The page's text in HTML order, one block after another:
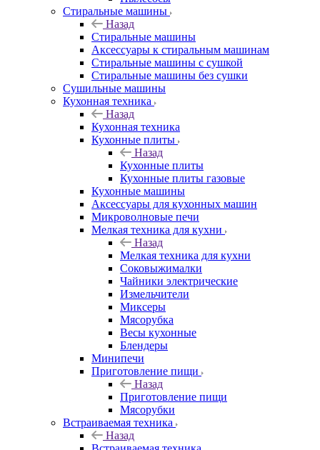
Стиральные машины
Назад
Стиральные машины
Аксессуары к стиральным машинам
Стиральные машины с сушкой
Стиральные машины без сушки
Сушильные машины
Кухонная техника
Назад
Кухонная техника
Кухонные плиты
Назад
Кухонные плиты
Кухонные плиты газовые
Кухонные машины
Аксессуары для кухонных машин
Микроволновые печи
Мелкая техника для кухни
Назад
Мелкая техника для кухни
Соковыжималки
Чайники электрические
Измельчители
Миксеры
Мясорубка
Весы кухонные
Блендеры
Минипечи
Приготовление пищи
Назад
Приготовление пищи
Мясорубки
Встраиваемая техника
Назад